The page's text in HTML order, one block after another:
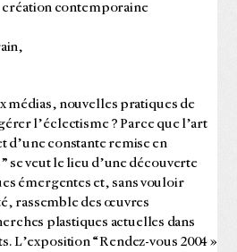
création contemporaine
médias, nouvelles pratiques de
l’éclectisme ? Parce que l’art
d’une constante remise en
se veut le lieu d’une découverte
émergentes et, sans vouloir
rassemble des œuvres
plastiques actuelles dans
L’exposition “Rendez-vous 2004 »